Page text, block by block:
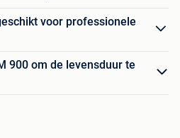
voor professionele
900 om de levensduur te